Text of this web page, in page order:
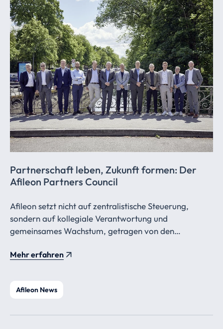
Partnerschaft leben, Zukunft formen: Der
Afileon Partners Council
Afileon setzt nicht auf zentralistische Steuerung,
sondern auf kollegiale Verantwortung und
gemeinsames Wachstum, getragen von den
Mehr erfahren
Afileon News